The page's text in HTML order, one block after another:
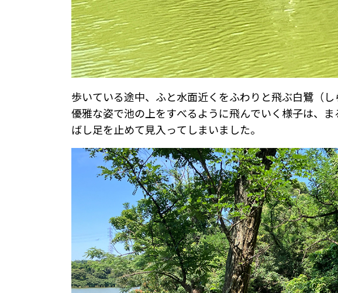
歩いている途中、ふと水面近くをふわりと飛ぶ白鷺（し
優雅な姿で池の上をすべるように飛んでいく様子は、
ばし足を止めて見入ってしまいました。